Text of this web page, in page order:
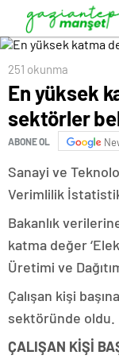
251 okunma
En yüksek
sektörler
ABONE OL
Sanayi ve
Verimlilik
Bakanlık
katma değer
Üretimi ve
Çalışan kişi
sektöründe oldu.
ÇALIŞAN KİŞİ